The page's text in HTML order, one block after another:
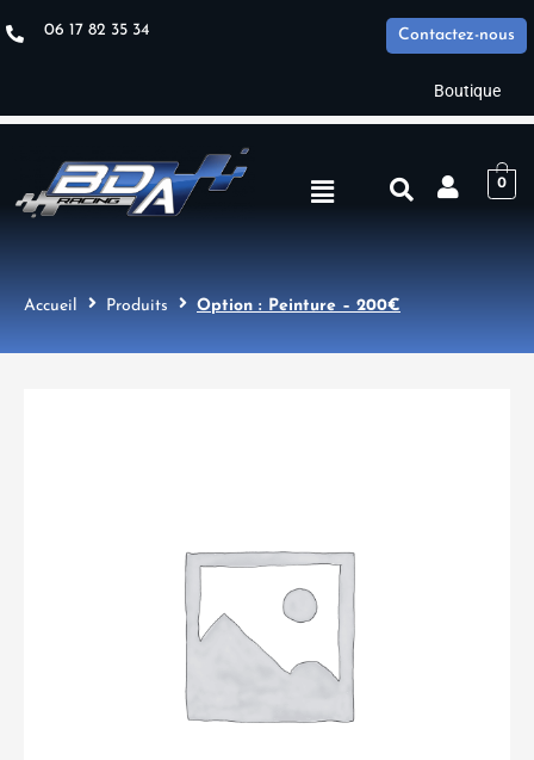
au
06 17 82 35 34 Contactez-nous
Boutique
Menu 0
Accueil Produits Option : Peinture – 200€